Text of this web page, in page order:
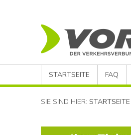
STARTSEITE FAQ
SIE SIND HIER: STARTSEITE